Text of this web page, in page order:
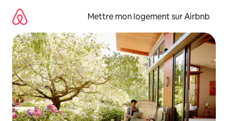
directement
contenu
Mettre mon logement sur Airbnb